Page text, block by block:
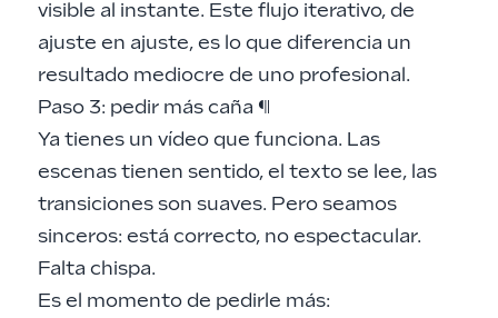
visible al instante. Este flujo iterativo, de
ajuste en ajuste, es lo que diferencia un
resultado mediocre de uno profesional.
Paso 3: pedir más caña ¶
Ya tienes un vídeo que funciona. Las
escenas tienen sentido, el texto se lee, las
transiciones son suaves. Pero seamos
sinceros: está correcto, no espectacular.
Falta chispa.
Es el momento de pedirle más: